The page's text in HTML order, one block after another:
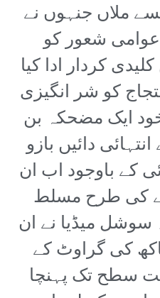
ملاں جنہوں نے
شعور کو
کردار ادا کیا
کو شر انگیزی
خود ایک مضحکہ بن
دائیں بازو
کے باوجود اب ان
کی طرح مسلط
سوشل میڈیا نے ان
کی گراوٹ کے
سطح تک پہنچا